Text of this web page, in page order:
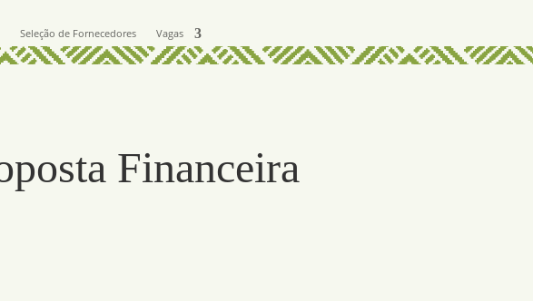
Seleção de Fornecedores Vagas
Financeira